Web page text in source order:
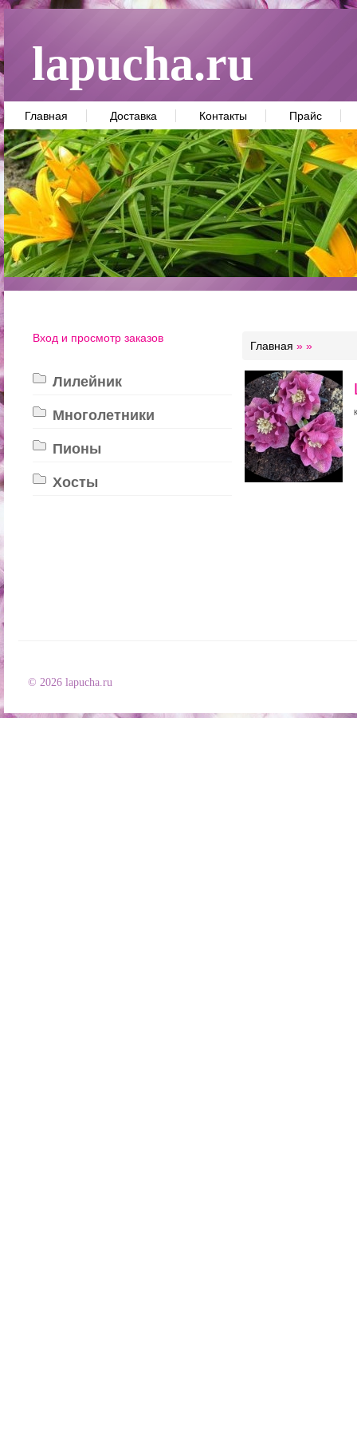
lapucha.ru
Главная Доставка Контакты Прайс
Вход и просмотр заказов
Лилейник
Многолетники
Пионы
Хосты
Главная » »
© 2026 lapucha.ru